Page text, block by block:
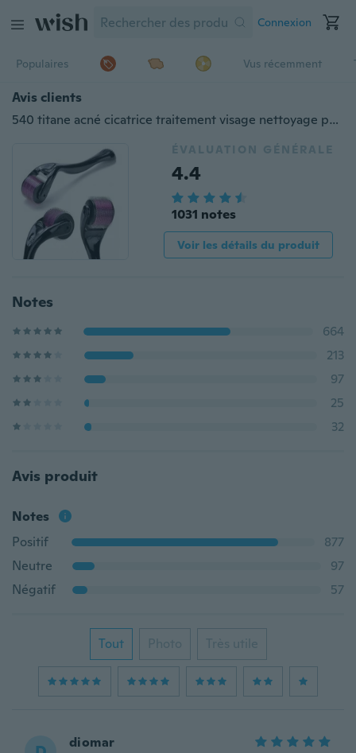
Connexion
Populaires Vus récemment
Avis clients
540 titane acné cicatrice traitement visage nettoyage peau rouleau 0.2-3mm outil de beauté violet
ÉVALUATION GÉNÉRALE
4.4
1031 notes
Voir les détails du produit
Notes
664
213
97
25
32
Avis produit
Notes
Positif
877
Neutre
97
Négatif
57
Tout Photo Très utile
diomar